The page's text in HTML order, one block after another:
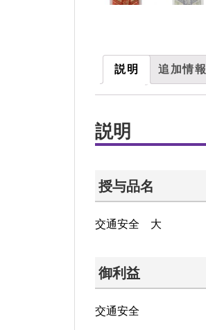
説明 追加情報
説明
授与品名
交通安全 大
御利益
交通安全